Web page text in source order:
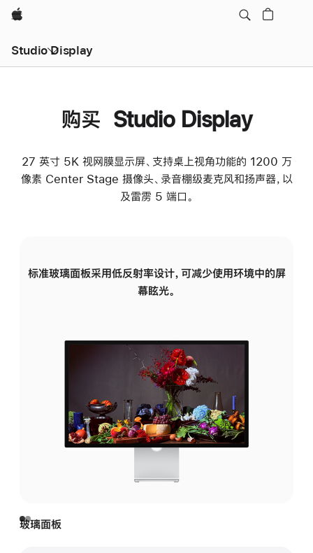
Apple
Studio Display
购买 Studio Display
27 英寸 5K 视网膜显示屏、支持桌上视角功能的 1200 万
像素 Center Stage 摄像头、录音棚级麦克风和扬声器，以
及雷雳 5 端口。
标准玻璃面板采用低反射率设计，可减少使用环境中的屏
幕眩光。
玻璃面板